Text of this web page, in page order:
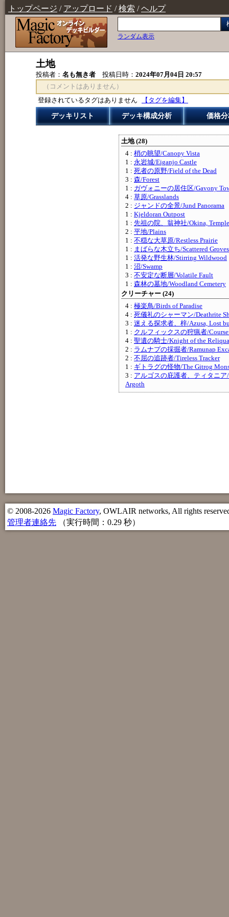
トップページ / アップロード /検索 /ヘルプ
ランダム表示
土地
投稿者： 名も無き者 投稿日時： 2024年07月04日 20:57
（コメントはありません）
登録されているタグはありません
【タグを編集】
デッキリスト デッキ構成分析 価格
土地 (28)
4 : 梢の眺望/Canopy Vista
1 : 永岩城/Eiganjo Castle
1 : 死者の原野/Field of the Dead
3 : 森/Forest
1 : ガヴォニーの居住区/Gavony
4 : 草原/Grasslands
2 : ジャンドの全景/Jund Panorama
1 : Kjeldoran Outpost
1 : 先祖の院、翁神社/Okina,
2 : 平地/Plains
1 : 不穏な大草原/Restless Prairie
1 : まばらな木立ち/Scattered Groves
1 : 活発な野生林/Stirring Wildwood
1 : 沼/Swamp
3 : 不安定な断層/Volatile Fault
1 : 森林の墓地/Woodland Cemetery
クリーチャー (24)
4 : 極楽鳥/Birds of Paradise
4 : 死儀礼のシャーマン/Deathrite
3 : 迷える探求者、梓/Azusa, Lost
1 : クルフィックスの狩猟者/
4 : 聖遺の騎士/Knight of the
2 : ラムナプの採掘者/Ramunap
2 : 不屈の追跡者/Tireless Tracker
1 : ギトラグの怪物/The Gitrog
3 : アルゴスの庇護者、ティタニア
Argoth
© 2008-2026 Magic Factory, OWLAIR networks, All rights
管理者連絡先 （実行時間：0.29 秒）